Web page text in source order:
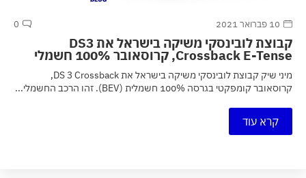
10 פברואר 2021 0
קבוצת לובינסקי משיקה בישראל את DS3
Crossback E-Tense, קרוסאובר 100% חשמלי
מיני שיק קבוצת לובינסקי משיקה בישראל את DS 3 Crossback,
קרוסאובר קומפקטי בגרסה 100% חשמלית (BEV). זהו הרכב החשמלי...
קרא עוד